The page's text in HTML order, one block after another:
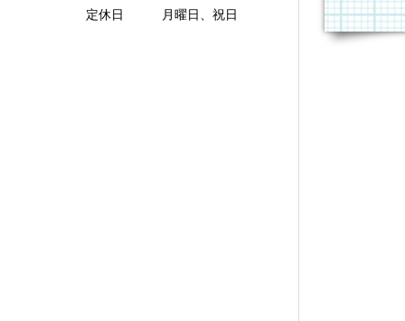
定休日 月曜日、祝日